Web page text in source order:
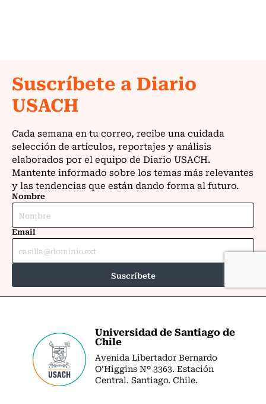
Universidad de Santiago de
Chile
Avenida Libertador Bernardo
O’Higgins Nº 3363. Estación
Central. Santiago. Chile.